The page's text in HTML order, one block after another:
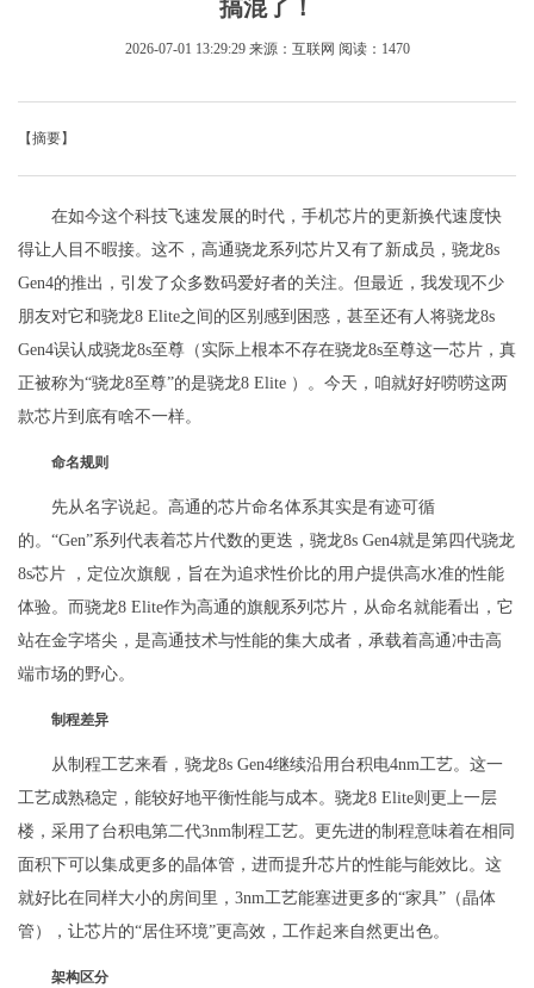
搞混了！
2026-07-01 13:29:29 来源：互联网 阅读：1470
【摘要】
在如今这个科技飞速发展的时代，手机芯片的更新换代速度快
得让人目不暇接。这不，高通骁龙系列芯片又有了新成员，骁龙8s
Gen4的推出，引发了众多数码爱好者的关注。但最近，我发现不少
朋友对它和骁龙8 Elite之间的区别感到困惑，甚至还有人将骁龙8s
Gen4误认成骁龙8s至尊（实际上根本不存在骁龙8s至尊这一芯片，真
正被称为“骁龙8至尊”的是骁龙8 Elite ）。今天，咱就好好唠唠这两
款芯片到底有啥不一样。
命名规则
先从名字说起。高通的芯片命名体系其实是有迹可循
的。“Gen”系列代表着芯片代数的更迭，骁龙8s Gen4就是第四代骁龙
8s芯片 ，定位次旗舰，旨在为追求性价比的用户提供高水准的性能
体验。而骁龙8 Elite作为高通的旗舰系列芯片，从命名就能看出，它
站在金字塔尖，是高通技术与性能的集大成者，承载着高通冲击高
端市场的野心。
制程差异
从制程工艺来看，骁龙8s Gen4继续沿用台积电4nm工艺。这一
工艺成熟稳定，能较好地平衡性能与成本。骁龙8 Elite则更上一层
楼，采用了台积电第二代3nm制程工艺。更先进的制程意味着在相同
面积下可以集成更多的晶体管，进而提升芯片的性能与能效比。这
就好比在同样大小的房间里，3nm工艺能塞进更多的“家具”（晶体
管），让芯片的“居住环境”更高效，工作起来自然更出色。
架构区分